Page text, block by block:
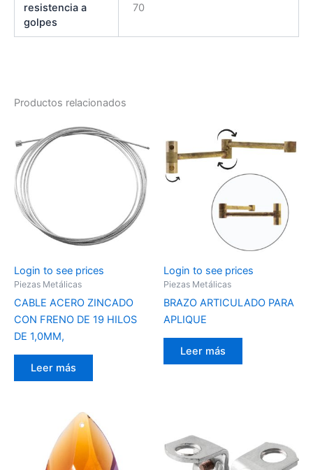
resistencia a
golpes
70
Productos relacionados
Login to see prices
Piezas Metálicas
CABLE ACERO ZINCADO
CON FRENO DE 19 HILOS
DE 1,0MM,
Leer más
Login to see prices
Piezas Metálicas
BRAZO ARTICULADO PARA
APLIQUE
Leer más